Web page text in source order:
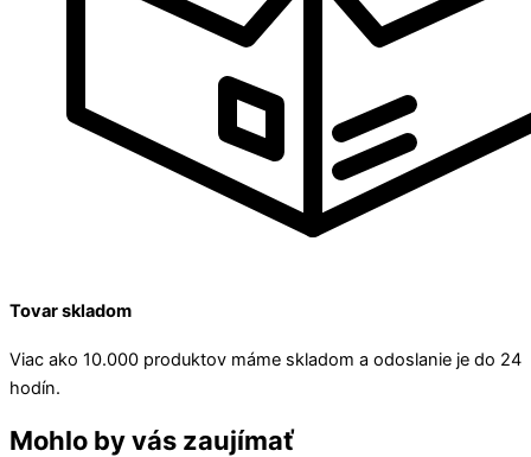
Tovar skladom
Viac ako 10.000 produktov máme skladom a odoslanie je do 24
hodín.
Mohlo by vás zaujímať